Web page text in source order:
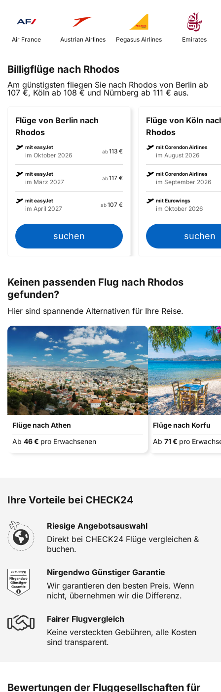
Air France Austrian Airlines Emirates
Billigflüge nach Rhodos
Am günstigsten fliegen Sie nach Rhodos von Berlin ab
107 €, Köln ab 108 € und Nürnberg ab 111 € aus.
Flüge von Berlin nach
Rhodos
mit easyJet
im Oktober 2026
ab113 €
mit easyJet
im März 2027
ab117 €
mit easyJet
im April 2027
ab107 €
suchen
Flüge von Köln
Rhodos
mit Corendon Airlines
im August 2026
mit Corendon Airlines
im September 2026
mit Eurowings
im Oktober 2026
suchen
Keinen passenden Flug nach Rhodos
gefunden?
Hier sind spannende Alternativen für Ihre Reise.
Flüge nach Athen
Ab 46 € pro Erwachsenen
Flüge nach Korfu
Ab 71 € pro
Ihre Vorteile bei CHECK24
Riesige Angebotsauswahl
Direkt bei CHECK24 Flüge vergleichen &
buchen.
Nirgendwo Günstiger Garantie
Wir garantieren den besten Preis. Wenn
nicht, übernehmen wir die Differenz.
Fairer Flugvergleich
Keine versteckten Gebühren, alle Kosten
sind transparent.
Bewertungen der Fluggesellschaften für